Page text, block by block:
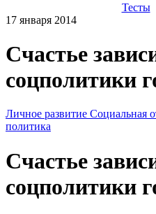
Тесты
17 января 2014
Счастье
соцполитики
Личное развитие Социальная
политика
Счастье
соцполитики